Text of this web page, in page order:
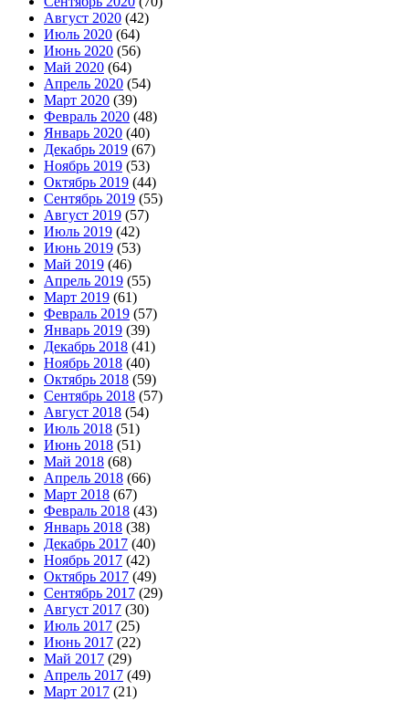
Август 2020 (42)
Июль 2020 (64)
Июнь 2020 (56)
Май 2020 (64)
Апрель 2020 (54)
Март 2020 (39)
Февраль 2020 (48)
Январь 2020 (40)
Декабрь 2019 (67)
Ноябрь 2019 (53)
Октябрь 2019 (44)
Сентябрь 2019 (55)
Август 2019 (57)
Июль 2019 (42)
Июнь 2019 (53)
Май 2019 (46)
Апрель 2019 (55)
Март 2019 (61)
Февраль 2019 (57)
Январь 2019 (39)
Декабрь 2018 (41)
Ноябрь 2018 (40)
Октябрь 2018 (59)
Сентябрь 2018 (57)
Август 2018 (54)
Июль 2018 (51)
Июнь 2018 (51)
Май 2018 (68)
Апрель 2018 (66)
Март 2018 (67)
Февраль 2018 (43)
Январь 2018 (38)
Декабрь 2017 (40)
Ноябрь 2017 (42)
Октябрь 2017 (49)
Сентябрь 2017 (29)
Август 2017 (30)
Июль 2017 (25)
Июнь 2017 (22)
Май 2017 (29)
Апрель 2017 (49)
Март 2017 (21)